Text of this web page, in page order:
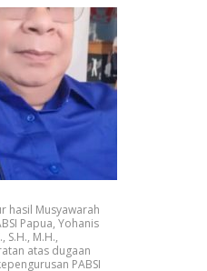
hasil Musyawarah
Papua, Yohanis
S.H., M.H.,
atas dugaan
PABSI